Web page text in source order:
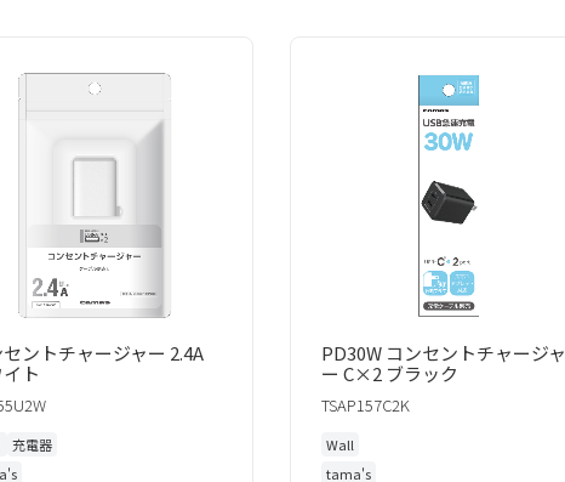
セントチャージャー 2.4A
イト
充電器
PD30W コンセントチャージャ
ー C×2 ブラック
TSAP157C2K
Wall
tama's